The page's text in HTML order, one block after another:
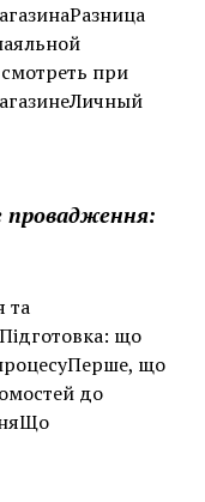
при
провадження:
та
що
що
до